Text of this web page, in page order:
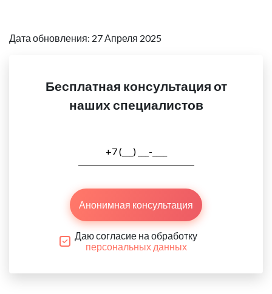
Дата обновления: 27 Апреля 2025
Бесплатная консультация от
наших специалистов
Анонимная консультация
Даю согласие на обработку
персональных данных